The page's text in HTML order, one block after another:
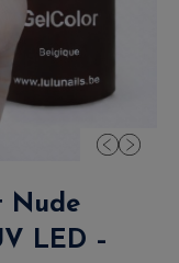
Nude
LED –